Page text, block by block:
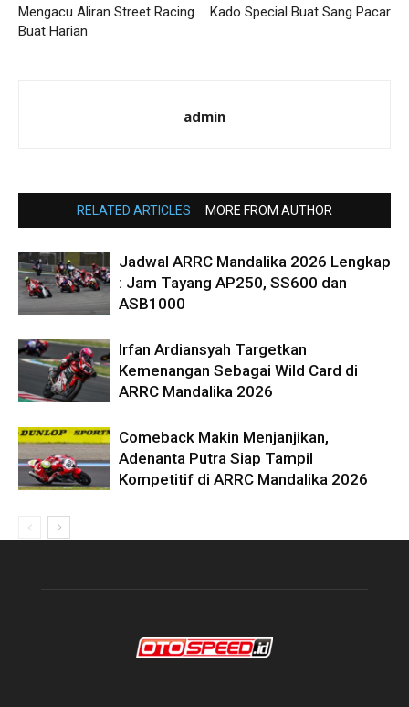
Mengacu Aliran Street Racing
Buat Harian
Kado Special Buat Sang Pacar
admin
RELATED ARTICLES MORE FROM AUTHOR
Jadwal ARRC Mandalika 2026 Lengkap
: Jam Tayang AP250, SS600 dan
ASB1000
Irfan Ardiansyah Targetkan
Kemenangan Sebagai Wild Card di
ARRC Mandalika 2026
Comeback Makin Menjanjikan,
Adenanta Putra Siap Tampil
Kompetitif di ARRC Mandalika 2026